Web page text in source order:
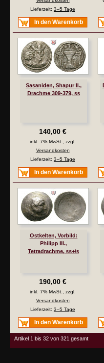
Lieferzeit: 3–5 Tage
In den Warenkorb
Sasaniden, Shapur II.,
Drachme 309-379, ss
140,00 €
inkl. 7% MwSt., zzgl.
Versandkosten
Lieferzeit: 3–5 Tage
In den Warenkorb
Ostkelten, Vorbild:
Philipp III.,
Tetradrachme, ss+/s
190,00 €
inkl. 7% MwSt., zzgl.
Versandkosten
Lieferzeit: 3–5 Tage
In den Warenkorb
Artikel 1 bis 32 von 321 gesamt